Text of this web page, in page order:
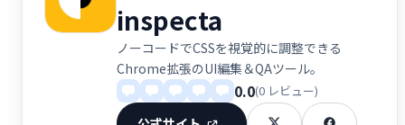
inspecta
ノーコードでCSSを視覚的に調整できる
Chrome拡張のUI編集＆QAツール。
0.0(0 レビュー)